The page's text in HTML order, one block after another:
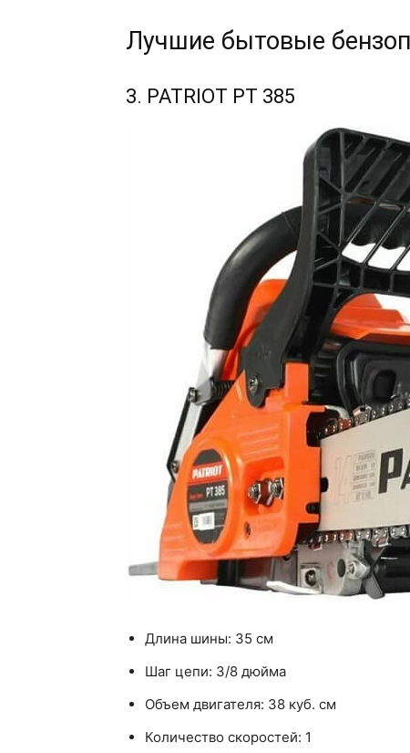
Лучшие бытовые
3. PATRIOT PT 385
Длина шины: 35 см
Шаг цепи: 3/8 дюйма
Объем двигателя: 38 куб. см
Количество скоростей: 1